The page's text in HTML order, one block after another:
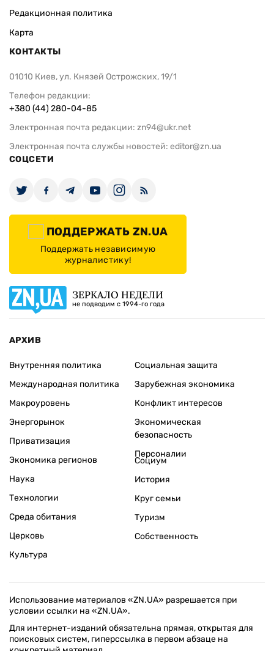
Редакционная политика
Карта
КОНТАКТЫ
01010 Киев, ул. Князей Острожских, 19/1
Телефон редакции:
+380 (44) 280-04-85
Электронная почта редакции: zn94@ukr.net
Электронная почта службы новостей: editor@zn.ua
СОЦСЕТИ
ПОДДЕРЖАТЬ ZN.UA
Поддержать независимую
журналистику!
ЗЕРКАЛО НЕДЕЛИ
не подводим с 1994-го года
АРХИВ
Внутренняя политика
Международная политика
Макроуровень
Энергорынок
Приватизация
Экономика регионов
Социальная защита
Зарубежная экономика
Конфликт интересов
Экономическая
безопасность
Персоналии
Наука
Технологии
Среда обитания
Церковь
Культура
Социум
История
Круг семьи
Туризм
Собственность
Использование материалов «ZN.UA» разрешается при
условии ссылки на «ZN.UA».
Для интернет-изданий обязательна прямая, открытая для
поисковых систем, гиперссылка в первом абзаце на